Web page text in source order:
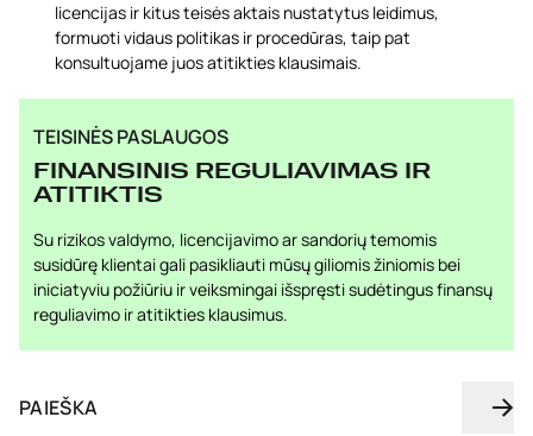
licencijas ir kitus teisės aktais nustatytus leidimus,
formuoti vidaus politikas ir procedūras, taip pat
konsultuojame juos atitikties klausimais.
TEISINĖS PASLAUGOS
FINANSINIS REGULIAVIMAS IR
ATITIKTIS
Su rizikos valdymo, licencijavimo ar sandorių temomis
susidūrę klientai gali pasikliauti mūsų giliomis žiniomis bei
iniciatyviu požiūriu ir veiksmingai išspręsti sudėtingus finansų
reguliavimo ir atitikties klausimus.